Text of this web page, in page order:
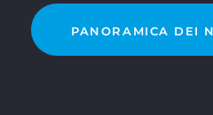
PANORAMICA DEI